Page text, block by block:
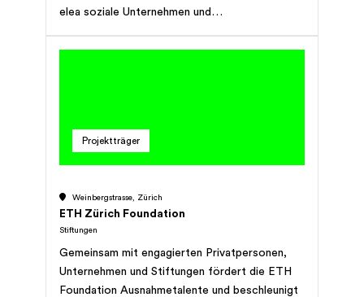
elea soziale Unternehmen und
nachhaltige und messbare Wirkung zu erzielen.
und Zugang zum elea Netzwerk. elea versteht
Unternehmern sowie philanthropischen
Investorinnen und Investoren.
Projektträger
Weinbergstrasse, Zürich
ETH Zürich Foundation
Stiftungen
Gemeinsam mit engagierten Privatpersonen,
Unternehmen und Stiftungen fördert die ETH
Foundation Ausnahmetalente und beschleunigt